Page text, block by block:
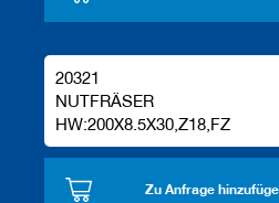
20321
NUTFRÄSER
HW:200X8.5X30,Z18,FZ
Zu Anfrage